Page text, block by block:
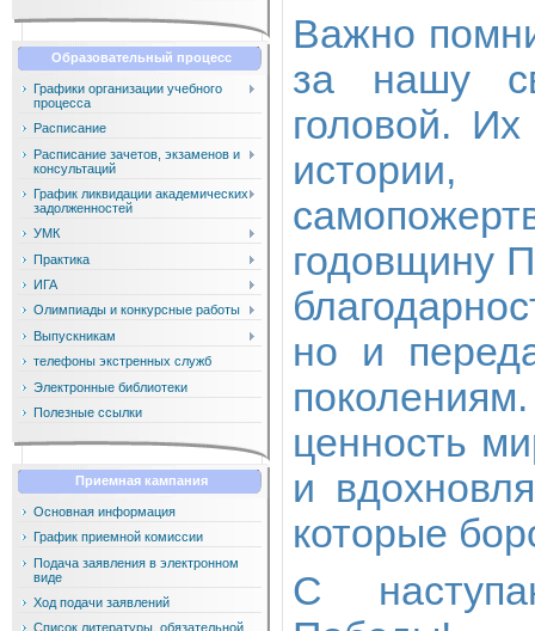
Образовательный процесс
Графики организации учебного
процесса
Расписание
Расписание зачетов, экзаменов и
консультаций
График ликвидации академических
задолженностей
УМК
Практика
ИГА
Олимпиады и конкурсные работы
Выпускникам
телефоны экстренных служб
Электронные библиотеки
Полезные ссылки
Приемная кампания
Основная информация
График приемной комиссии
Подача заявления в электронном
виде
Ход подачи заявлений
Список литературы, обязательной
Важно
за нашу
головой.
годовщину
но и
ценность
и
которые
С